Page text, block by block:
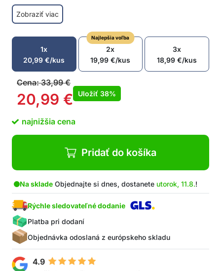
100 extra handričiek, ktoré môžete na kefu nasadiť,
keď umývate svoje zviera!
Predná časť je vhodná na dôkladné česanie
Univerzálne použitie pre rôzne typy srsti
Zadná časť kefy je navrhnutá na odstraňovanie
chlpov z nábytku
Silikonová oblasť je tvarovaná tak, aby poskytla
vášmu zvieraťu jemnú masáž
Kefa je tiež vhodná na umývanie – stačí
obaliť handričkou a znova ju umiestniť na
rukoväť (v tejto sade dostanete 100)
Vyrobená z kvalitných a bezpečných materiálov
Ergonomický dizajn pre ľahkú manipuláciu
Vhodná pre profesionálne a domáce použitie
V balení: 1x kefa na domáce zvieratá, 100x
čistiacich handričiek
Zobraziť viac
1x
20,99€/kus
Najlepšia voľba
2x
19,99€/kus
3x
18,99€/kus
Cena:33,99€
20,99 € Uložiť 38%
najnižšia cena
Pridať do košíka
Na sklade Objednajte si dnes, dostanete utorok, 11.8.!
Rýchle sledovateľné dodanie
Platba pri dodaní
Objednávka odoslaná z európskeho skladu
4.9